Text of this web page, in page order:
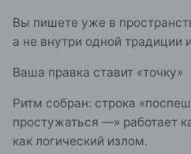
Вы пишете уже в
а не внутри одной традиции и
Ваша правка ставит «точку»
Ритм собран: строка
простужаться —» работает
как логический излом.